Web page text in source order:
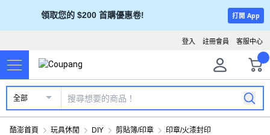
領取您的 $200 首購優惠卷! 打開 App
客服中心
註冊會員
登入
全部
酷澎首頁 玩具休閒 DIY 剪貼簿/印章 印章/火漆封印